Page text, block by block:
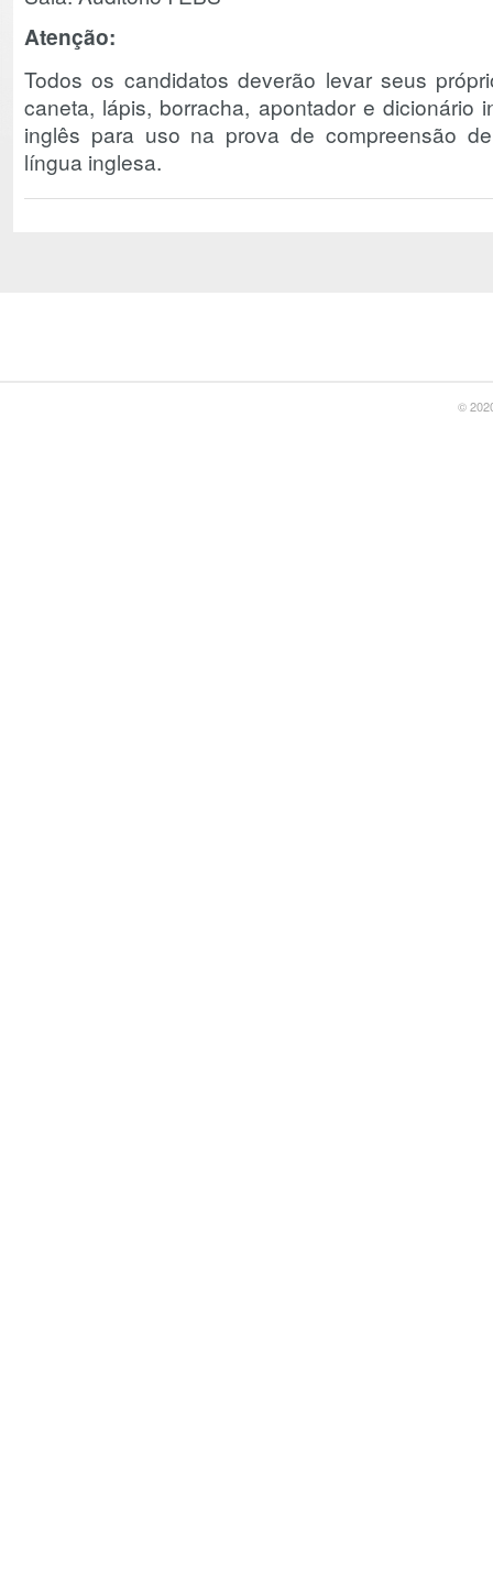
Atenção:
Todos os candidatos deverão levar seus
caneta, lápis, borracha, apontador e dicionário
inglês para uso na prova de compreensão
língua inglesa.
©